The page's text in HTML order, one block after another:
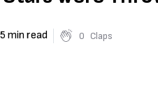
5 min read 0 Claps